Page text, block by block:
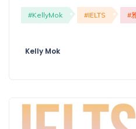
#KellyMok #IELTS #
Kelly Mok